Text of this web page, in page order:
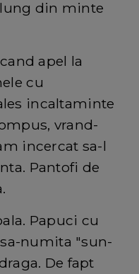
din minte
apel la
cu
incaltaminte
vrand-
incercat sa-l
Pantofi de
Papuci cu
numita "sun-
De fapt